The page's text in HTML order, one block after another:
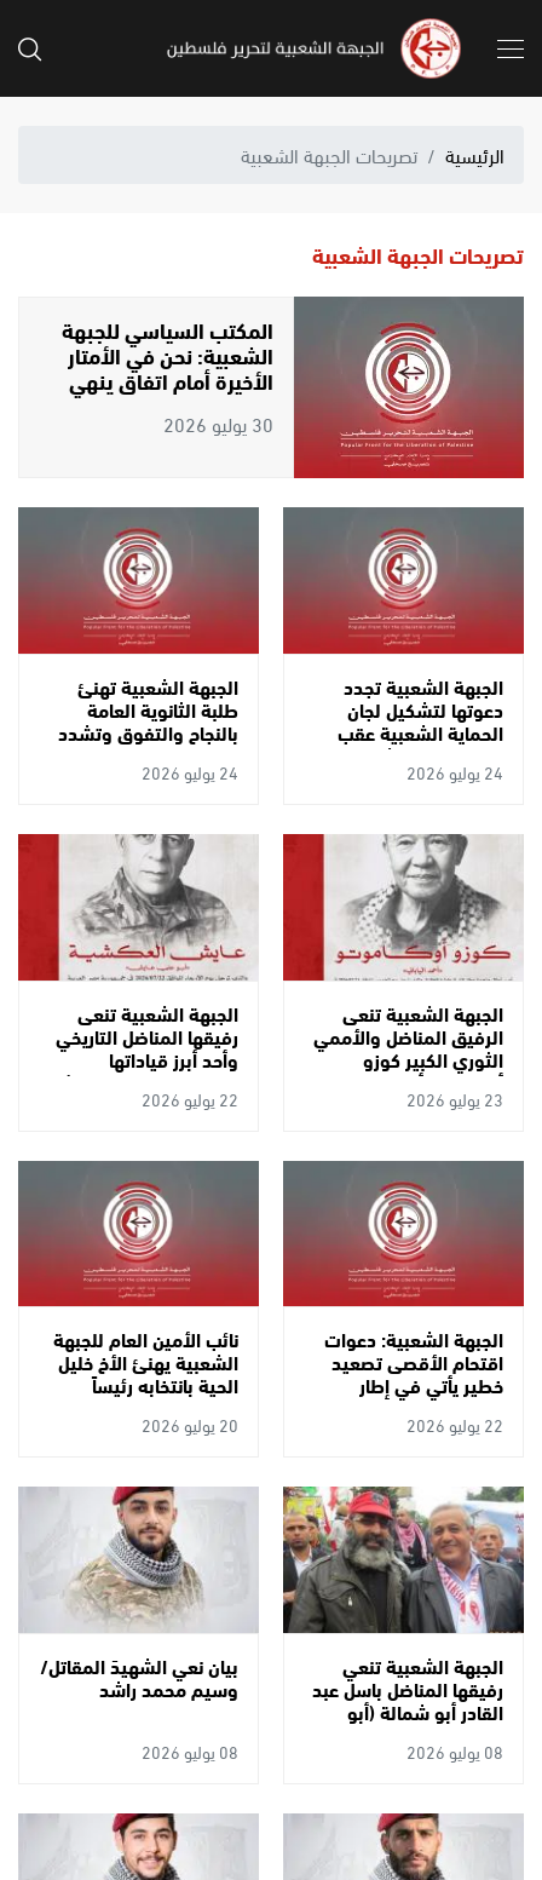
الرئيسية تصريحات الجبهة الشعبية
تصريحات الجبهة الشعبية
المكتب السياسي للجبهة
الشعبية: نحن في الأمتار
الأخيرة أمام اتفاق ينهي
الإبادة ما يتطلب تصعيد
الضغط لضمان تنفيذه
30 يوليو 2026
الجبهة الشعبية تجدد
دعوتها لتشكيل لجان
الحماية الشعبية عقب
مجزرة "تل" وتشيد بعملية
إطلاق النار البطولية
24 يوليو 2026
الجبهة الشعبية تهنئ
طلبة الثانوية العامة
بالنجاح والتفوق وتشدد
على حماية مسيرتهم
الأكاديمية ورفض تحويل
24 يوليو 2026
الجبهة الشعبية تنعى
الرفيق المناضل والأممي
الثوري الكبير كوزو
أوكاموتو (أحمد الياباني)
أحد أبطال ملحمة مطار
23 يوليو 2026
الجبهة الشعبية تنعى
رفيقها المناضل التاريخي
وأحد أبرز قياداتها
العسكرية، الرفيق عايش
العكشية "أبو علي عايش"
22 يوليو 2026
الجبهة الشعبية: دعوات
اقتحام الأقصى تصعيد
خطير يأتي في إطار
المخططات المتسارعة
لتهويد الأقصى
22 يوليو 2026
نائب الأمين العام للجبهة
الشعبية يهنئ الأخ خليل
الحية بانتخابه رئيساً
للمكتب السياسي لحركة
حماس
20 يوليو 2026
الجبهة الشعبية تنعي
رفيقها المناضل باسل عبد
القادر أبو شمالة (أبو
محمد)08 يوليو 2026
بيان نعي الشهيدَ المقاتل/
وسيم محمد راشد
08 يوليو 2026